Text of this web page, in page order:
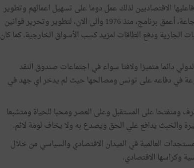
الاقتصاديين لذلك عمل دوما على تسهيل اعمالهم وتطوير
مشاريعهم هدفه الوحيد تطوير البلاد وقاد في سنة 1992، بشجاعة، أعمق برنامج، منذ 1976 والى الان، لتطوير وتحرير قوانين
الجارية ودفع الطاقات لمزيد كسب الأسواق الخارجية. كما كان
دائما متميزا ولافتا سواء في اجتماعات صندوق النقد
في دفاعه على تونس ومصالحها حيث لم يدخر اي جهد في
على المستقبل وعلى العصر ومحبا للحياة ومتشبعا
والخبث يدافع علي الحق ويصدع به ولا يخاف لومة لائم.
العالمية قي الميدان الاقتصادي والسياسي من خلال
وكراسها الاقتصادي.